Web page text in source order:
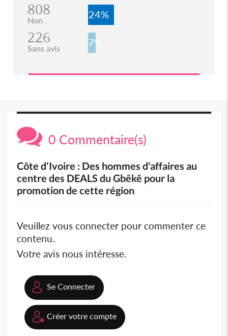
808
Non 24%
226
Sans avis 7%
0 Commentaire(s)
Côte d'Ivoire : Des hommes d'affaires au
centre des DEALS du Gbêkê pour la
promotion de cette région
Veuillez vous connecter pour commenter ce
contenu.
Votre avis nous intéresse.
Se Connecter
Créer votre compte